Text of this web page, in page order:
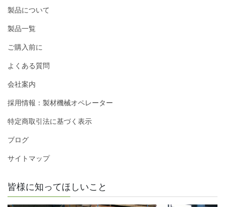
製品について
製品一覧
ご購入前に
よくある質問
会社案内
採用情報：製材機械オペレーター
特定商取引法に基づく表示
ブログ
サイトマップ
皆様に知ってほしいこと